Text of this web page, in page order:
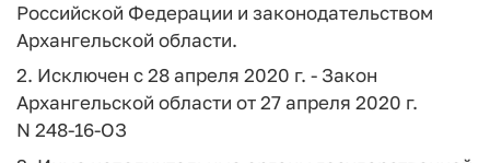
Российской Федерации и законодательством
Архангельской области.
2. Исключен с 28 апреля 2020 г. - Закон
Архангельской области от 27 апреля 2020 г.
N 248-16-ОЗ